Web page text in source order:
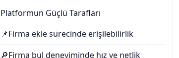
Platformun Güçlü Tarafları
📌Firma ekle sürecinde erişilebilirlik
🔎Firma bul deneyiminde hız ve netlik